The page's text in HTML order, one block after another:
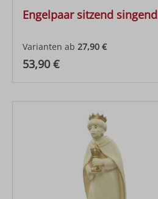
Engelpaar sitzend singend
Varianten ab 27,90 €
Regulärer Preis:
53,90 €